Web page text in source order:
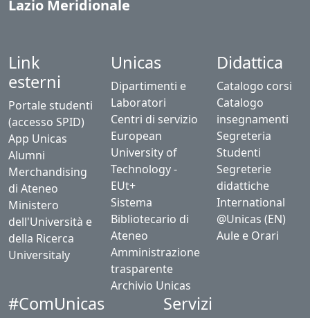
Lazio Meridionale
Link
esterni
Portale studenti
(accesso SPID)
App Unicas
Alumni
Merchandising
di Ateneo
Ministero
dell'Università e
della Ricerca
Universitaly
Unicas
Dipartimenti e
Laboratori
Centri di servizio
European
University of
Technology -
EUt+
Sistema
Bibliotecario di
Ateneo
Amministrazione
trasparente
Archivio Unicas
Didattica
Catalogo corsi
Catalogo
insegnamenti
Segreteria
Studenti
Segreterie
didattiche
International
@Unicas (EN)
Aule e Orari
#ComUnicas Servizi